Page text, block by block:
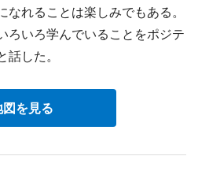
れることは楽しみでもある。
ろいろ学んでいることをポジテ
した。
図を見る